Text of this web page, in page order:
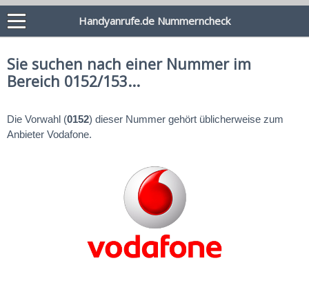
Handyanrufe.de Nummerncheck
Sie suchen nach einer Nummer im
Bereich 0152/153...
Die Vorwahl (0152) dieser Nummer gehört üblicherweise zum
Anbieter Vodafone.